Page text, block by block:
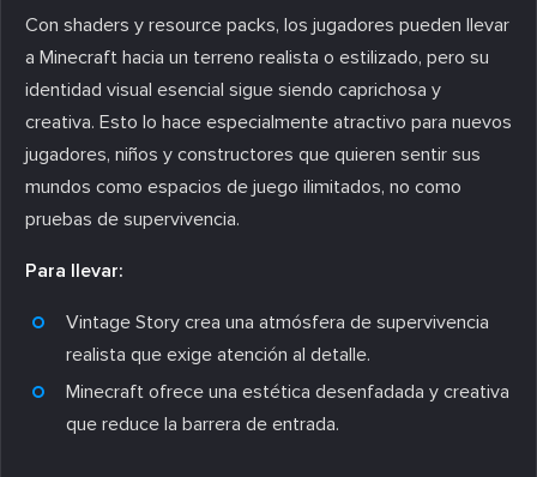
Con shaders y resource packs, los jugadores pueden llevar
a Minecraft hacia un terreno realista o estilizado, pero su
identidad visual esencial sigue siendo caprichosa y
creativa. Esto lo hace especialmente atractivo para nuevos
jugadores, niños y constructores que quieren sentir sus
mundos como espacios de juego ilimitados, no como
pruebas de supervivencia.
Para llevar:
Vintage Story crea una atmósfera de supervivencia
realista que exige atención al detalle.
Minecraft ofrece una estética desenfadada y creativa
que reduce la barrera de entrada.